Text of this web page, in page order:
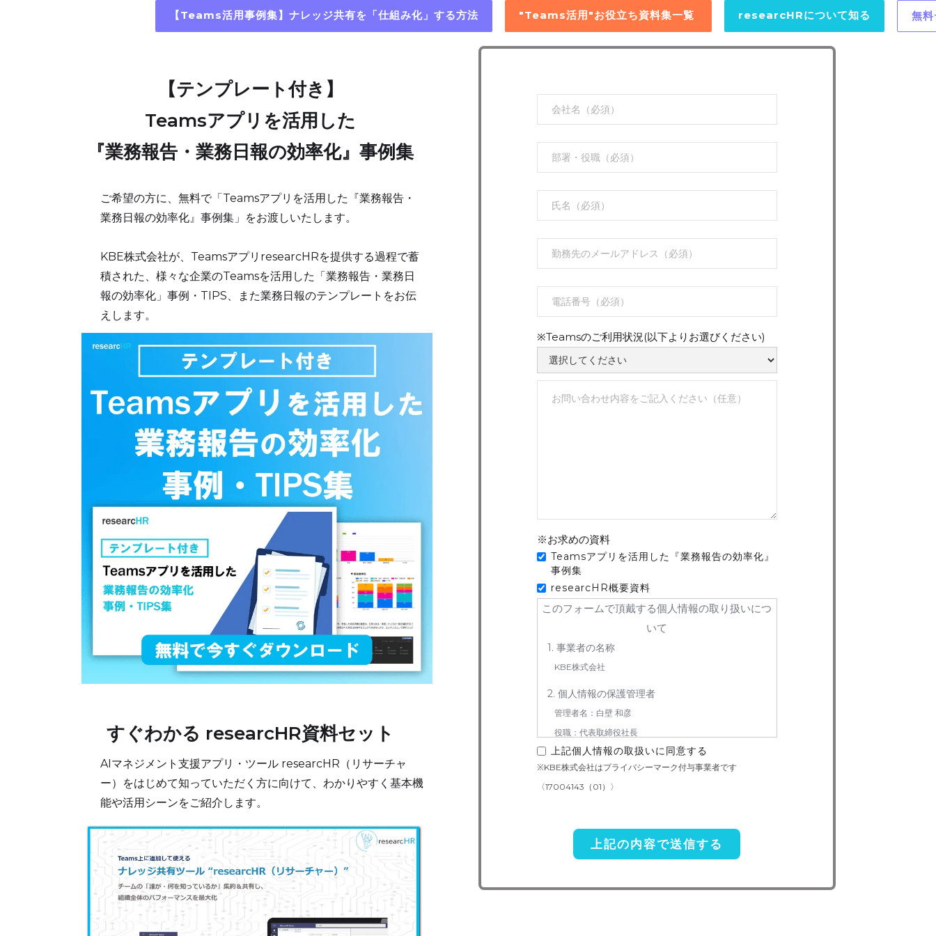
【Teams活用事例集】ナレッジ共有を「仕組み化」する方法 "Teams活用"お役立ち資料集一覧 researcHRについて知る 無
【テンプレート付き】
Teamsアプリを活用した
『業務報告・業務日報の効率化』事例集
ご希望の方に、無料で「Teamsアプリを活用した『業務報告・
業務日報の効率化』事例集」をお渡しいたします。
KBE株式会社が、TeamsアプリresearcHRを提供する過程で蓄
積された、様々な企業のTeamsを活用した「業務報告・業務日
報の効率化」事例・TIPS、また業務日報のテンプレートをお伝
えします。
すぐわかる researcHR資料セット
AIマネジメント支援アプリ・ツール researcHR（リサーチャ
ー）をはじめて知っていただく方に向けて、わかりやすく基本機
能や活用シーンをご紹介します。
※Teamsのご利用状況(以下よりお選びください)
※お求めの資料
Teamsアプリを活用した『業務報告の効率化』
事例集
researcHR概要資料
このフォームで頂戴する個人情報の取り扱いにつ
いて
1. 事業者の名称
KBE株式会社
2. 個人情報の保護管理者
管理者名：白壁 和彦
役職：代表取締役社長
連絡先：050-5240-6730
当社は事業運営上、前項利用目的の範囲に限って個人情報
上記個人情報の取扱いに同意する
※KBE株式会社はプライバシーマーク付与事業者です
〈17004143（01）〉